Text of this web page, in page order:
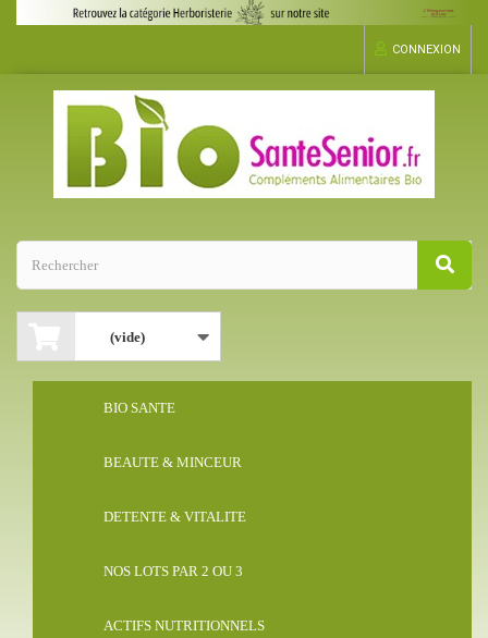
CONNEXION
(vide)
BIO SANTE
BEAUTE & MINCEUR
DETENTE & VITALITE
NOS LOTS PAR 2 OU 3
ACTIFS NUTRITIONNELS